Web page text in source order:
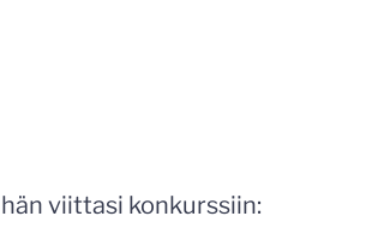
viittasi konkurssiin: